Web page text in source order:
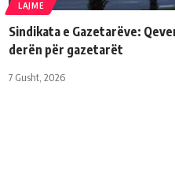
LAJME
Sindikata e Gazetarëve:
derën për gazetarët
7 Gusht, 2026